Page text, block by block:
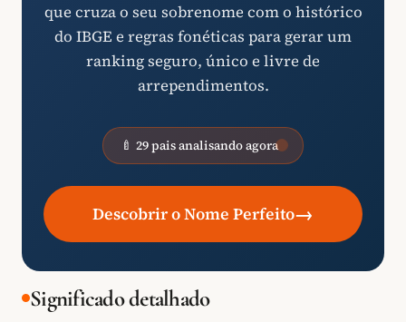
que cruza o seu sobrenome com o histórico
do IBGE e regras fonéticas para gerar um
ranking seguro, único e livre de
arrependimentos.
🍼 29 pais analisando agora
Descobrir o Nome Perfeito→
Significado detalhado